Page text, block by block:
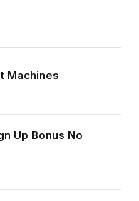
Machines
Up Bonus No